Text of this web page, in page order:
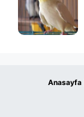
Anasayfa